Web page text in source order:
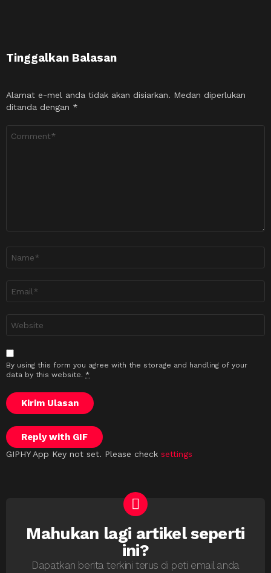
Tinggalkan Balasan
Alamat e-mel anda tidak akan disiarkan. Medan diperlukan
ditanda dengan *
sesawang
By using this form you agree with the storage and handling of your
data by this website. *
Kirim Ulasan
Reply with GIF
GIPHY App Key not set. Please check settings
NEWSLETTER
Mahukan lagi artikel seperti
ini?
Dapatkan berita terkini terus di peti email anda